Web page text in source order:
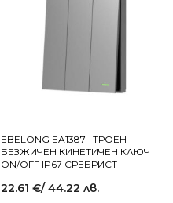
EBELONG EA1387 · ТРОЕН
БЕЗЖИЧЕН КИНЕТИЧЕН КЛЮЧ
ON/OFF IP67 СРЕБРИСТ
22.61 €/ 44.22 лв.